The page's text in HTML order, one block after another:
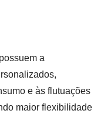
a
e às flutuações
maior flexibilidade